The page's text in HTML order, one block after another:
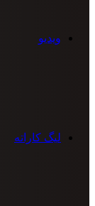
ویدیو
لیگ کاراته